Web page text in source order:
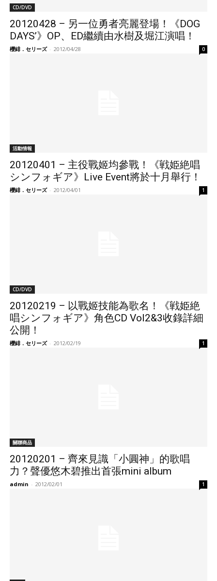
CD/DVD
20120428 – 另一位勇者亮麗登場！《DOG
DAYS’》OP、ED繼續由水樹及堀江演唱！
櫻緋．セリーズ - 2012/04/28 0
活動情報
20120401 – 主役戰姬均參戰！《戦姫絶唱
シンフォギア》Live Event將於十月舉行！
櫻緋．セリーズ - 2012/04/01 1
CD/DVD
20120219 – 以戰姬技能為歌名！《戦姫絶
唱シンフォギア》角色CD Vol2&3收錄詳細
公開！
櫻緋．セリーズ - 2012/02/19 1
關聯商品
20120201 – 齊來見識「小圓神」的歌唱
力？聲優悠木碧推出首張mini album
admin - 2012/02/01 1